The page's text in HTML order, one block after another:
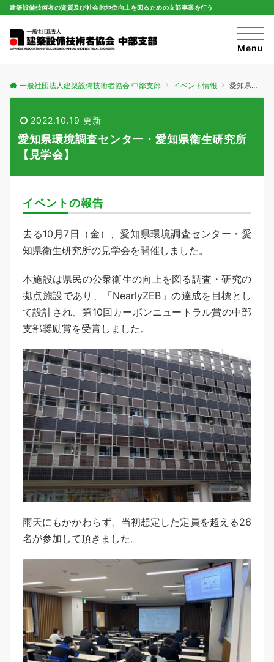
建築設備技術者の資質及び社会的地位向上を図るための支部事業を行う
t
o
g
n
a
t
Menu
一般社団法人建築設備技術者協会 中部支部 イベント情報 愛知県環境調査センター・愛知県衛生研究所【見学会】
2022.10.19 更新
愛知県環境調査センター・愛知県衛生研究所
【見学会】
イベントの報告
去る10月7日（金）、愛知県環境調査センター・愛
知県衛生研究所の見学会を開催しました。
本施設は県民の公衆衛生の向上を図る調査・研究の
拠点施設であり、「NearlyZEB」の達成を目標とし
て設計され、第10回カーボンニュートラル賞の中部
支部奨励賞を受賞しました。
雨天にもかかわらず、当初想定した定員を超える26
名が参加して頂きました。